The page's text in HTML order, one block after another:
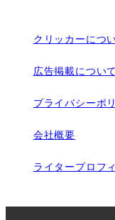
クリッカーにつ
広告掲載について
プライバシーポ
会社概要
ライタープロフ